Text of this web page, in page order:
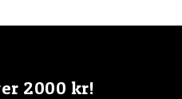
2000 kr!